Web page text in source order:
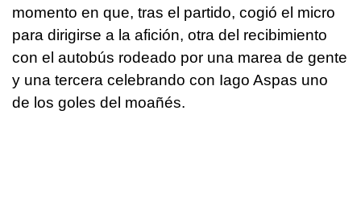
momento en que, tras el partido, cogió el micro
para dirigirse a la afición, otra del recibimiento
con el autobús rodeado por una marea de gente
y una tercera celebrando con Iago Aspas uno
de los goles del moañés.